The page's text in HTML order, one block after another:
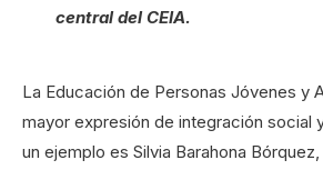
central del CEIA.
La Educación de Personas Jóvenes y
mayor expresión de integración social
un ejemplo es Silvia Barahona